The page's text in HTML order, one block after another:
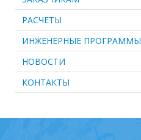
РАСЧЕТЫ
ИНЖЕНЕРНЫЕ ПРОГРАММЫ
НОВОСТИ
КОНТАКТЫ